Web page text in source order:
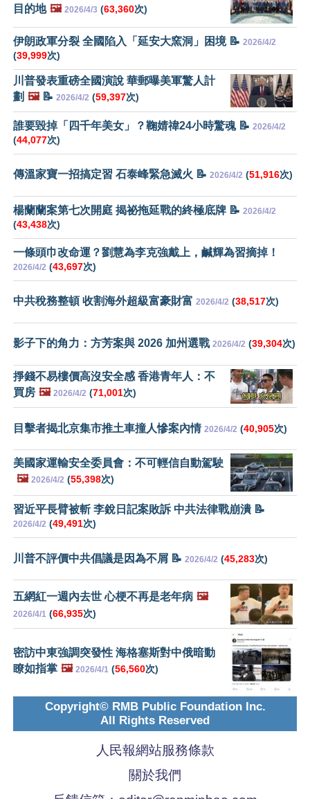
目的地 🖼️ 2026/4/3 (63,360次)
伊朗政軍分裂 全國陷入「延安大窯洞」困境 📝 2026/4/2
(39,999次)
川普發表重磅全國演說 華郵曝美軍驚人計
劃 🖼️📝 2026/4/2 (59,397次)
誰要毀掉「四千年美女」？鞠婧禕24小時驚魂 📝 2026/4/2
(44,077次)
傳溫家寶一招搞定習 石泰峰緊急滅火 📝 2026/4/2 (51,916次)
楊蘭蘭案第七次開庭 揭祕拖延戰的終極底牌 📝 2026/4/2
(43,438次)
一條頭巾改命運？劉慧為李克強戴上，鹹輝為習摘掉！
2026/4/2 (43,697次)
中共稅務整頓 收割海外超級富豪財富 2026/4/2 (38,517次)
影子下的角力：方芳案與 2026 加州選戰 2026/4/2 (39,304次)
掙錢不易樓價高沒安全感 香港青年人：不
買房 🖼️ 2026/4/2 (71,001次)
目擊者揭北京集市推土車撞人慘案內情 2026/4/2 (40,905次)
美國家運輸安全委員會：不可輕信自動駕駛
🖼️ 2026/4/2 (55,398次)
習近平長臂被斬 李銳日記案敗訴 中共法律戰崩潰 📝
2026/4/2 (49,491次)
川普不評價中共倡議是因為不屑 📝 2026/4/2 (45,283次)
五網紅一週內去世 心梗不再是老年病 🖼️
2026/4/1 (66,935次)
密訪中東強調突發性 海格塞斯對中俄暗動
瞭如指掌 🖼️ 2026/4/1 (56,560次)
Copyright© RMB Public Foundation Inc.
All Rights Reserved
人民報網站服務條款
關於我們